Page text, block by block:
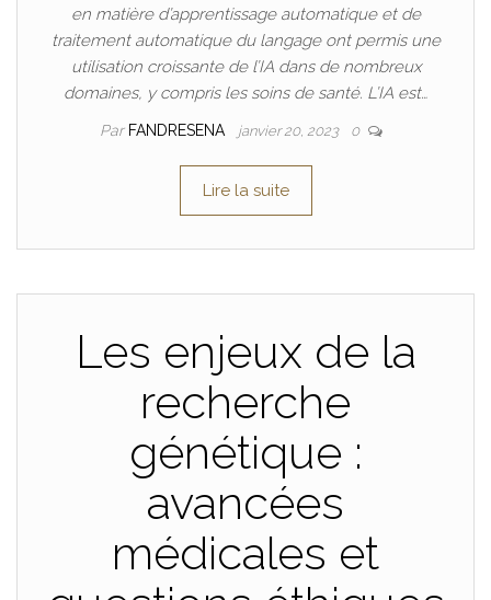
en matière d’apprentissage automatique et de
traitement automatique du langage ont permis une
utilisation croissante de l’IA dans de nombreux
domaines, y compris les soins de santé. L’IA est…
Par FANDRESENA janvier 20, 2023 0
Lire la suite
Les enjeux de la
recherche
génétique :
avancées
médicales et